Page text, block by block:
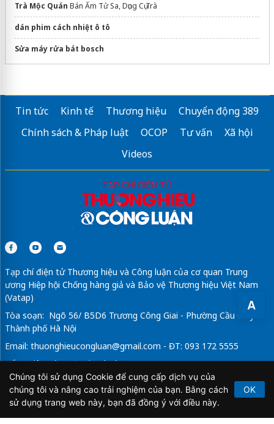
A
Trà Mộc Quán Bán Ấm Tử Sa, Dụng Cụ Trà
dán phim cách nhiệt ô tô
Sửa máy rửa bát bosch
Tin tức Kinh tế Thương hiệu
Chuyển động 389
Chính sách & Pháp luật
OCOP Tư vấn
Xã hội
Videos
Tạp chí điện tử Thương hiệu và Công luận của cơ quan Trung
ương Hiệp hội Chống hàng giả và Bảo vệ Thương hiệu Việt Nam
(Vatap)
Tòa soạn: Ngõ 56/ B5D6 Trương Công Giai - Phường Cầu Giấy -
Thành phố Hà Nội
Email: thuonghieucongluan@gmail.com - ĐT: 093 172 5555
Tổng Biên Tập: Vũ Đức Thuận
Giấy phép hoạt động báo chí điện tử số 64/GP-BTTTT do Bộ
Thông tin và Truyền thông cấp ngày 21/2/2020.
Chúng tôi sử dụng Cookie để cung cấp dịch vụ của
chúng tôi và nâng cao trải nghiệm của bạn. Bằng cách
sử dụng trang web này, bạn đã đồng ý với điều này.
OK